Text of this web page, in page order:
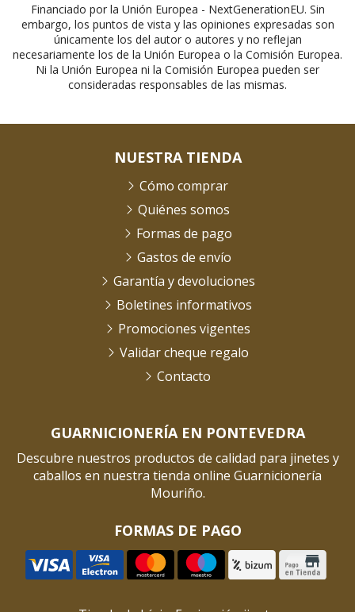
Financiado por la Unión Europea - NextGenerationEU. Sin
embargo, los puntos de vista y las opiniones expresadas son
únicamente los del autor o autores y no reflejan
necesariamente los de la Unión Europea o la Comisión Europea.
Ni la Unión Europea ni la Comisión Europea pueden ser
consideradas responsables de las mismas.
GUARNICIONERÍA EN PONTEVEDRA
Descubre nuestros productos de calidad para jinetes y
caballos en nuestra tienda online Guarnicionería
Mouriño.
FORMAS DE PAGO
NUESTRA TIENDA
Cómo comprar
Quiénes somos
Formas de pago
Gastos de envío
Garantía y devoluciones
Boletines informativos
Promociones vigentes
Validar cheque regalo
Contacto